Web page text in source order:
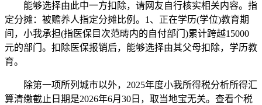
能够选择由此中一方扣除，请网友自行核实相关内容。指
定分摊：被赡养人指定分摊比例。1、正在学历(学位)教育期
间，小我承担(指医保目次范畴内的自付部门)累计跨越15000
元的部门。扣除医保报销后，能够选择由其父母扣除，学历教
育。
除第一项所列城市以外，2025年度小我所得税分析所得汇
算清缴截止日期是2026年6月30日，取当地宝无关。查看个税